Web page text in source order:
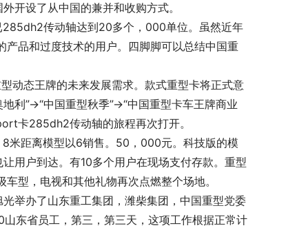
开设了从中国的兼并和收购方式。
传动轴达到20多个，000单位。虽然近年
品和过度技术的用户。四脚脚可以总结中国重
动态王牌的未来发展需求。款式重型卡将正式意
利”→“中国重型秋季”→“中国重型卡车王牌商业
卡285dh2传动轴的旅程再次打开。
米距离模型以6销售。50，000元。科技版的模
用户到达。有10多个用户在现场支付存款。重型
型，电视和其他礼物再次点燃整个场地。
举办了山东重工集团，潍柴集团，中国重型党委
东省员工，第三，第三天，这项工作根据正常计